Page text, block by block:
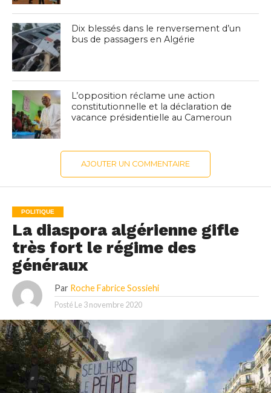
Dix blessés dans le renversement d’un
bus de passagers en Algérie
L’opposition réclame une action
constitutionnelle et la déclaration de
vacance présidentielle au Cameroun
AJOUTER UN COMMENTAIRE
POLITIQUE
La diaspora algérienne gifle
très fort le régime des
généraux
Par Roche Fabrice Sossiehi
Posté Le 3 novembre 2020